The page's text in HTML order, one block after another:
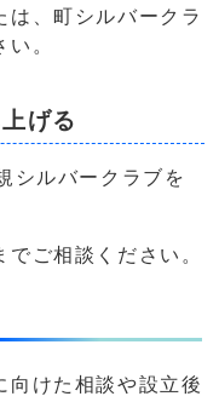
は、町シルバークラ
。
げる
シルバークラブを
ご相談ください。
向けた相談や設立後